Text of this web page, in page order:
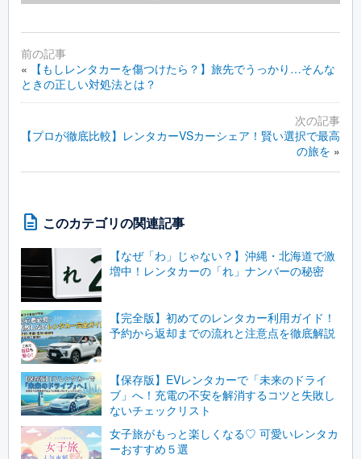
«
【もしレンタカーを傷つけたら？】旅先でうっかり…そんな
ときの正しい対処法とは？
【プロが徹底比較】レンタカーVSカーシェア！賢い選択で最高
の旅を »
このカテゴリの関連記事
【なぜ「わ」じゃない？】沖縄・北海道で激
増中！レンタカーの「れ」ナンバーの秘密
【完全版】初めてのレンタカー利用ガイド！
予約から返却までの流れと注意点を徹底解説
【保存版】EVレンタカーで「未来のドライ
ブ」へ！充電の不安を解消するコツと失敗し
ないチェックリスト
女子旅がもっと楽しくなる♡ 可愛いレンタカ
ーおすすめ５選